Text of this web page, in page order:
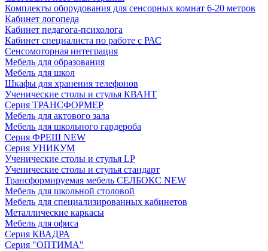
Комплекты оборудования для сенсорных комнат 6-20 метров
Кабинет логопеда
Кабинет педагога-психолога
Кабинет специалиста по работе с РАС
Сенсомоторная интеграция
Мебель для образования
Мебель для школ
Шкафы для хранения телефонов
Ученические столы и стулья КВАНТ
Серия ТРАНСФОРМЕР
Мебель для актового зала
Мебель для школьного гардероба
Серия ФРЕШ NEW
Серия УНИКУМ
Ученические столы и стулья LP
Ученические столы и стулья стандарт
Трансформируемая мебель СЕЛБОКС NEW
Мебель для школьной столовой
Мебель для специализированных кабинетов
Металлические каркасы
Мебель для офиса
Серия КВАДРА
Серия "ОПТИМА"